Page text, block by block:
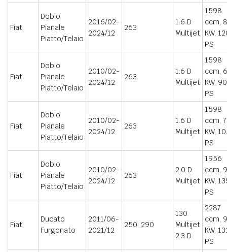
Fiat
Doblo
Pianale
Piatto/Telaio
2016/02-
2024/12
263
1.6 D
Multijet
1598
ccm,
KW,
PS
Fiat
Doblo
Pianale
Piatto/Telaio
2010/02-
2024/12
263
1.6 D
Multijet
1598
ccm,
KW, 90
PS
Fiat
Doblo
Pianale
Piatto/Telaio
2010/02-
2024/12
263
1.6 D
Multijet
1598
ccm,
KW,
PS
Fiat
Doblo
Pianale
Piatto/Telaio
2010/02-
2024/12
263
2.0 D
Multijet
1956
ccm,
KW,
PS
Fiat
Ducato
Furgonato
2011/06-
2021/12
250, 290
130
Multijet
2.3 D
2287
ccm,
KW,
PS